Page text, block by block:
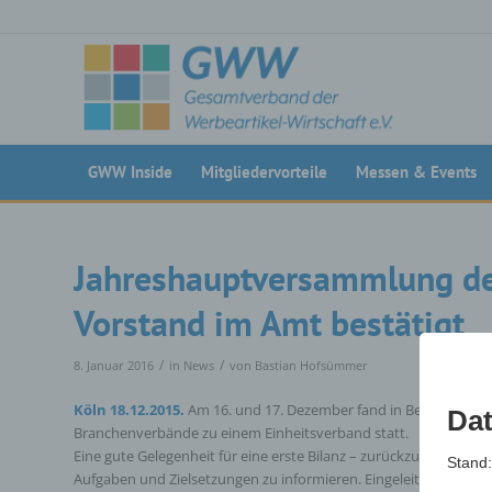
GWW Inside Mitgliedervorteile Messen & Events
Jahreshauptversammlung
Vorstand im Amt bestätigt
8. Januar 2016 / in News / von Bastian Hofsümmer
Köln 18.12.2015. Am 16. und 17. Dezember fand in Berlin die
Branchenverbände zu einem Einheitsverband statt.
Eine gute Gelegenheit für eine erste Bilanz – zurückzublicken,
Aufgaben und Zielsetzungen zu informieren. Eingeleitet wurde